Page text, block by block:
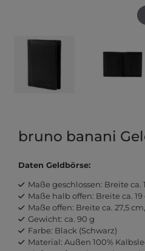
bruno banani
Daten Geldbörse:
Maße geschlossen: Breite ca.
Maße halb offen: Breite ca. 19
Maße offen: Breite ca. 27,5
Gewicht: ca. 90 g
Farbe: Black (Schwarz)
Material: Außen 100%